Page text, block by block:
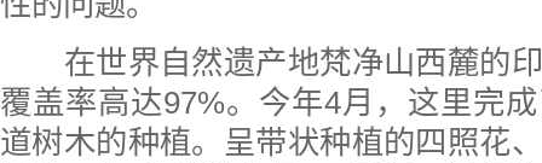
在世界自然遗产地梵净山西麓的印
覆盖率高达97%。今年4月，这里完
道树木的种植。呈带状种植的四照花